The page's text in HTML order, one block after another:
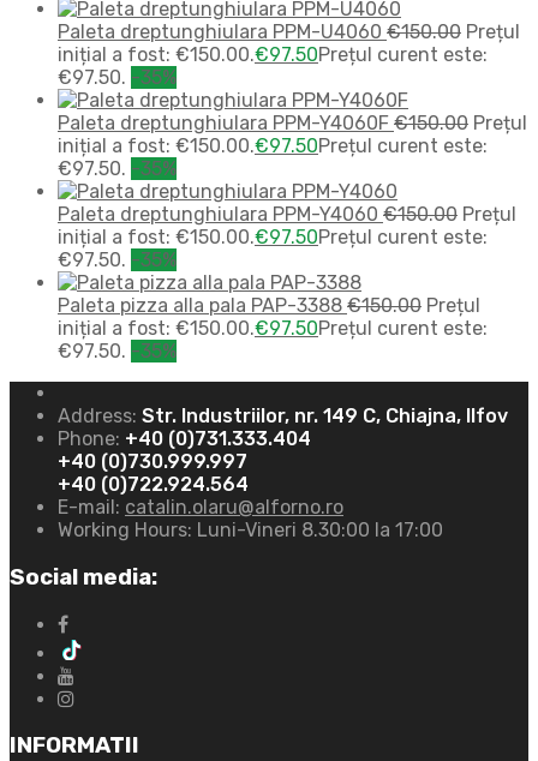
Paleta dreptunghiulara PPM-U4060 €150.00 Prețul
inițial a fost: €150.00.€97.50Prețul curent este:
€97.50. -35%
Paleta dreptunghiulara PPM-Y4060F €150.00 Prețul
inițial a fost: €150.00.€97.50Prețul curent este:
€97.50. -35%
Paleta dreptunghiulara PPM-Y4060 €150.00 Prețul
inițial a fost: €150.00.€97.50Prețul curent este:
€97.50. -35%
Paleta pizza alla pala PAP-3388 €150.00 Prețul
inițial a fost: €150.00.€97.50Prețul curent este:
€97.50. -35%
Address: Str. Industriilor, nr. 149 C, Chiajna, Ilfov
Phone: +40 (0)731.333.404
+40 (0)730.999.997
+40 (0)722.924.564
E-mail: catalin.olaru@alforno.ro
Working Hours: Luni-Vineri 8.30:00 la 17:00
Social media:
INFORMATII